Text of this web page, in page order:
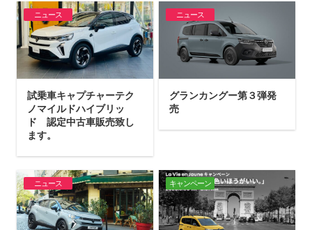
ニュース
試乗車キャプチャーテク
ノマイルドハイブリッ
ド 認定中古車販売致し
ます。
ニュース
グランカングー第３弾発
売
ニュース キャンペーン